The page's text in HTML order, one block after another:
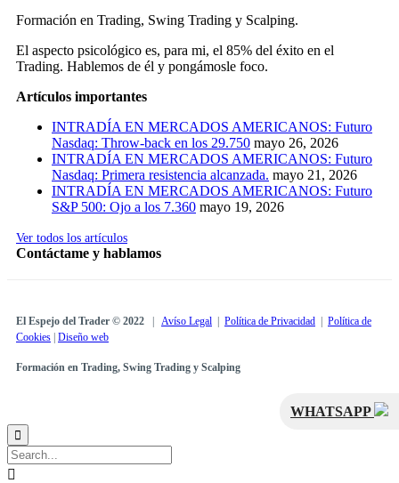
Formación en Trading, Swing Trading y Scalping.
El aspecto psicológico es, para mi, el 85% del éxito en el
Trading. Hablemos de él y pongámosle foco.
Artículos importantes
INTRADÍA EN MERCADOS AMERICANOS: Futuro
Nasdaq: Throw-back en los 29.750 mayo 26, 2026
INTRADÍA EN MERCADOS AMERICANOS: Futuro
Nasdaq: Primera resistencia alcanzada. mayo 21, 2026
INTRADÍA EN MERCADOS AMERICANOS: Futuro
S&P 500: Ojo a los 7.360 mayo 19, 2026
Ver todos los artículos
Contáctame y hablamos
El Espejo del Trader © 2022 | Avíso Legal | Política de Privacidad | Política de
Cookies | Diseño web
Formación en Trading, Swing Trading y Scalping


WHATSAPP